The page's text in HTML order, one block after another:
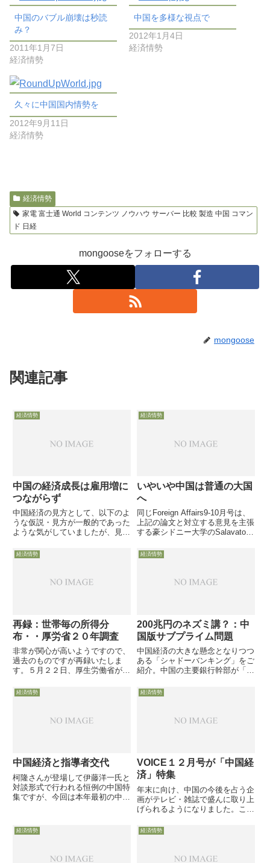
中国のバブル崩壊は秒読
み？
2011年1月7日
経済情勢
中国を多様な視点で
2012年1月4日
経済情勢
久々に中国国内情勢を
2012年9月11日
経済情勢
経済情勢
家電 富士通 World コンテンツ ノウハウ サーバー 比較 製造 中国 コマン
ド 日経
mongooseをフォローする
mongoose
関連記事
経済情勢
中国の経済成長は雇用増に
つながらず
中国経済の見方として、以下のよ
うな仮説・見方が一般的であった
ような気がしていましたが、見方
の仮説とは・・・●中国首脳部は
人民の経済格差不満から来る社会
不満を爆発させないため何とか
経済情勢
いやいや中国は普通の大国
へ
同じForeign Affairs9-10月号は、
上記の論文と対立する意見を主張
する豪シドニー大学のSalavatore
し、学術雑誌としてのバランスを
図っています。
経済情勢
再録：世帯毎の所得分
布・・厚労省２０年調査
非常が関心が高いようですので、
過去のものですが再録いたしま
す。５月２２日、厚生労働省が平
を発表し、各世帯毎の所得の分布
が度数分布グラフで紹介されてい
単純平均は５５６万円ですが、分
経済情勢
200兆円のネズミ講？：中
国版サブプライム問題
中国経済の大きな懸念となりつつ
ある「シャドーバンキング」をご
紹介。中国の主要銀行幹部が「ネ
ス氏が「中国版サブプライムだ」
と警告を発した200兆円を超える
経済情勢
中国経済と指導者交代
柯隆さんが登場して伊藤洋一氏と
対談形式で行われる恒例の中国特
集ですが、今回は本年最初の中国
望する内容となっています。
経済情勢
VOICE１２月号が「中国経
済」特集
年末に向け、中国の今後を占う企
画がテレビ・雑誌で盛んに取り上
げられるようになりました。この
るを得ない切実な現実と、本当に
どうなるんだとの不安感がこれら
に思われます。そんな中、PHP...
経済情勢 経済情勢